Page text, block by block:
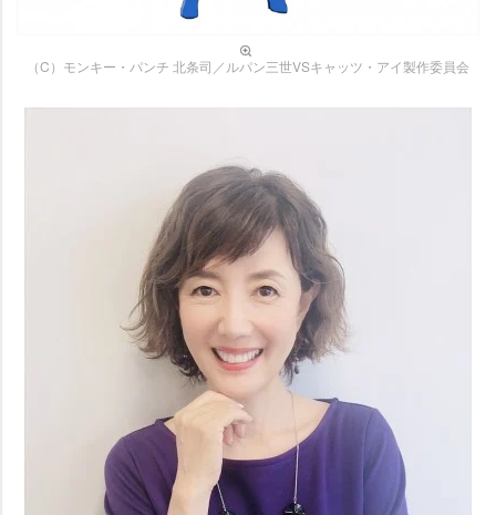
（C）モンキー・パンチ 北条司／ルパン三世VSキャッツ・アイ製作委員会